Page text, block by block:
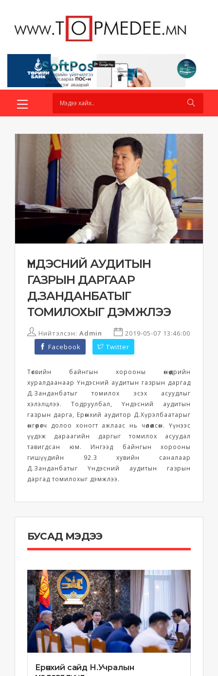
ҮНДЭСНИЙ АУДИТЫН
ГАЗРЫН ДАРГААР
Д.ЗАНДАНБАТЫГ
ТОМИЛОХЫГ ДЭМЖЛЭЭ
Нийтэлсэн: Admin
2019-05-07 13:46:00
Facebook
Twitter
Төсвийн байнгын хорооны өнөөдрийн
хуралдаанаар Үндэсний аудитын газрын даргад
Д.Занданбатыг томилох эсэх асуудлыг
хэлэлцлээ. Тодруулбал, Үндэсний аудитын
газрын дарга, Ерөнхий аудитор Д.Хүрэлбаатарыг
өнгөрөгч долоо хоногт ажлаас нь чөлөөлсөн. Үүнээс
үүдэж дараагийн даргыг томилох асуудал
тавигдсан юм. Ингээд байнгын хорооны
гишүүдийн 92.3 хувийн саналаар
Д.Занданбатыг Үндэсний аудитын газрын
даргад томилохыг дэмжлээ.
БУСАД МЭДЭЭ
Ерөнхий сайд Н.Учралын